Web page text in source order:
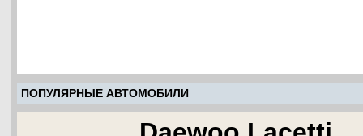
ПОПУЛЯРНЫЕ АВТОМОБИЛИ